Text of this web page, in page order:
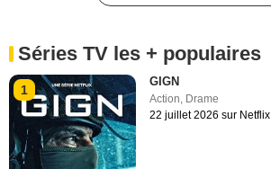
Séries TV les + populaires
1
GIGN
Action, Drame
22 juillet 2026 sur Netflix